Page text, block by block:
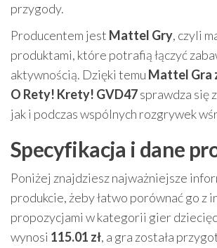
przygody.
Producentem jest Mattel Gry, czyli
produktami, które potrafią łączyć
aktywnością. Dzięki temu Mattel Gra
O Rety! Krety! GVD47sprawdza się
jak i podczas wspólnych rozgrywek
Specyfikacja i dane
Poniżej znajdziesz najważniejsze
produkcie, żeby łatwo porównać go z
propozycjami w kategorii gier
wynosi 115.01 zł, a gra została